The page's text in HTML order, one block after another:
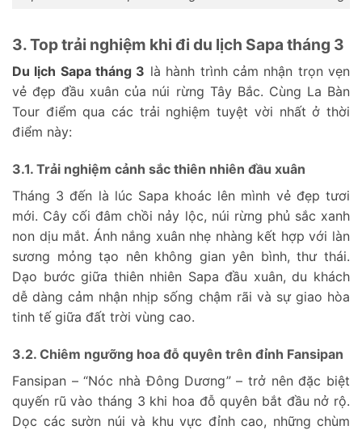
3. Top trải nghiệm khi đi du lịch Sapa tháng 3
Du lịch Sapa tháng 3 là hành trình cảm nhận trọn vẹn
vẻ đẹp đầu xuân của núi rừng Tây Bắc. Cùng La Bàn
Tour điểm qua các trải nghiệm tuyệt vời nhất ở thời
điểm này:
3.1. Trải nghiệm cảnh sắc thiên nhiên đầu xuân
Tháng 3 đến là lúc Sapa khoác lên mình vẻ đẹp tươi
mới. Cây cối đâm chồi nảy lộc, núi rừng phủ sắc xanh
non dịu mắt. Ánh nắng xuân nhẹ nhàng kết hợp với làn
sương mỏng tạo nên không gian yên bình, thư thái.
Dạo bước giữa thiên nhiên Sapa đầu xuân, du khách
dễ dàng cảm nhận nhịp sống chậm rãi và sự giao hòa
tinh tế giữa đất trời vùng cao.
3.2. Chiêm ngưỡng hoa đỗ quyên trên đỉnh Fansipan
Fansipan – “Nóc nhà Đông Dương” – trở nên đặc biệt
quyến rũ vào tháng 3 khi hoa đỗ quyên bắt đầu nở rộ.
Dọc các sườn núi và khu vực đỉnh cao, những chùm